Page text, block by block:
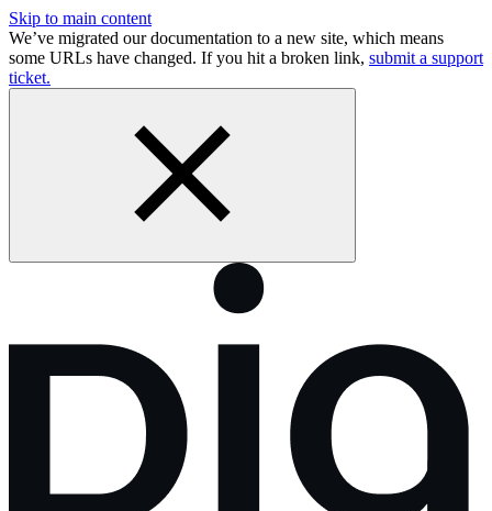
Skip to main content
We’ve migrated our documentation to a new site, which means
some URLs have changed. If you hit a broken link, submit a support
ticket.